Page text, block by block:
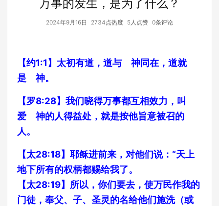
万事的发生，是为了什么？
2024年9月16日 2734点热度 5人点赞 0条评论
【约1:1】太初有道，道与 神同在，道就
是 神。
【罗8:28】我们晓得万事都互相效力，叫
爱 神的人得益处，就是按他旨意被召的
人。
【太28:18】耶稣进前来，对他们说：“天上
地下所有的权柄都赐给我了。
【太28:19】所以，你们要去，使万民作我的
门徒，奉父、子、圣灵的名给他们施洗（或